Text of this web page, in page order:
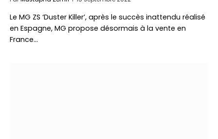
Le MG ZS ‘Duster Killer’, après le succès inattendu réalisé
en Espagne, MG propose désormais à la vente en
France…